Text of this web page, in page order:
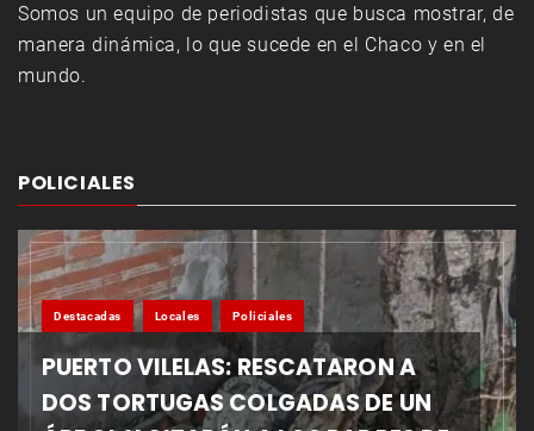
Somos un equipo de periodistas que busca mostrar, de
manera dinámica, lo que sucede en el Chaco y en el
mundo.
POLICIALES
Destacadas Locales Policiales
PUERTO VILELAS: RESCATARON A
DOS TORTUGAS COLGADAS DE UN